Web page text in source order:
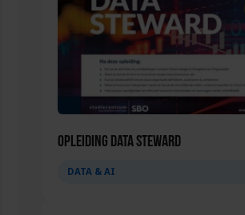
Opleiding Data Steward
DATA & AI